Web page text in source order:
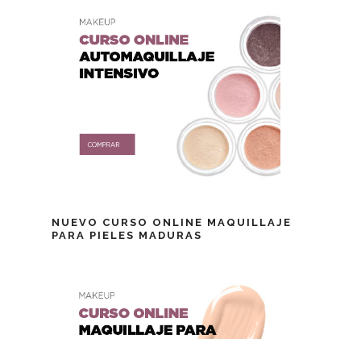
NUEVO CURSO ONLINE MAQUILLAJE
PARA PIELES MADURAS